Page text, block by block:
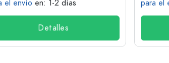
el envío en: 1-2 días
Detalles
para el